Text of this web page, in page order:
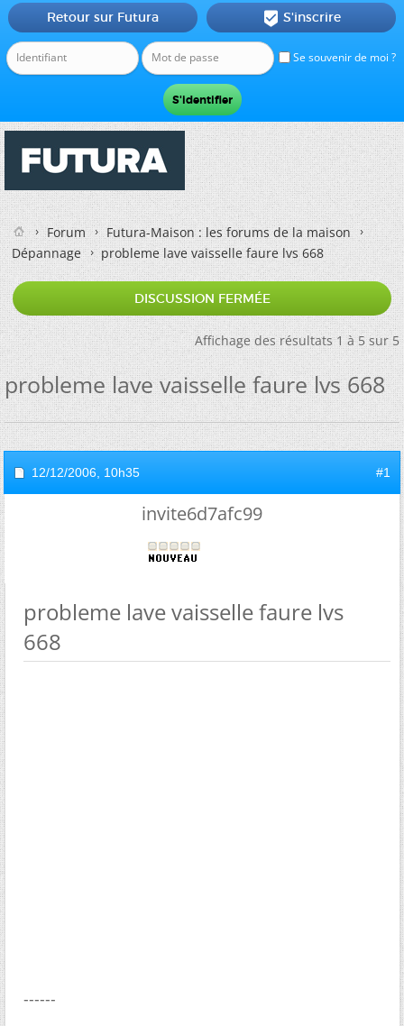
Se souvenir de moi ?
Retour sur Futura  S'inscrire
Forum
Futura-Maison : les forums de la maison
Dépannage
probleme lave vaisselle faure lvs 668
DISCUSSION FERMÉE
Affichage des résultats 1 à 5 sur 5
probleme lave vaisselle faure lvs 668
12/12/2006, 10h35 #1
invite6d7afc99
probleme lave vaisselle faure lvs
668
------